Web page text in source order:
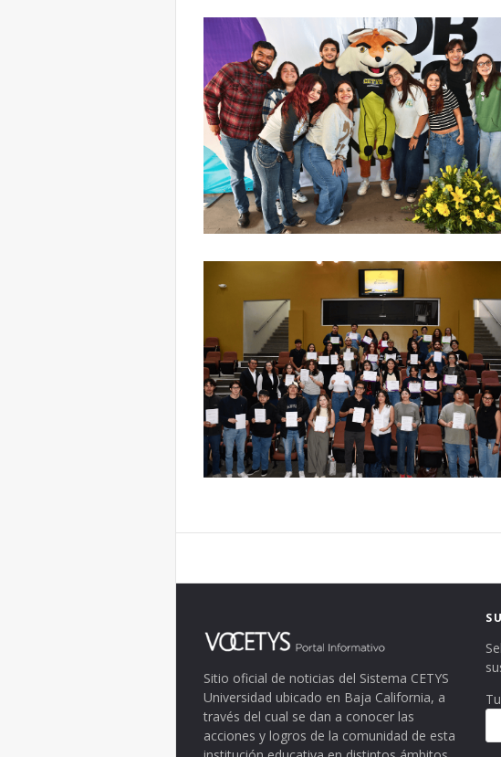
Sitio oficial de noticias del Sistema CETYS
Universidad ubicado en Baja California, a
través del cual se dan a conocer las
acciones y logros de la comunidad de esta